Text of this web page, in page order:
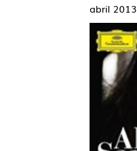
abril 2013